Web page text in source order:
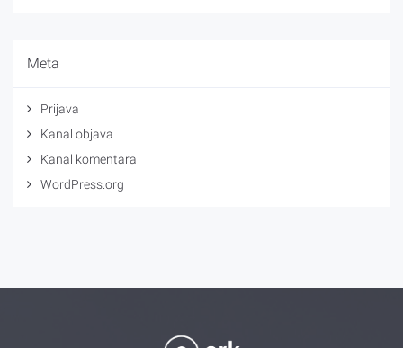
Meta
Prijava
Kanal objava
Kanal komentara
WordPress.org